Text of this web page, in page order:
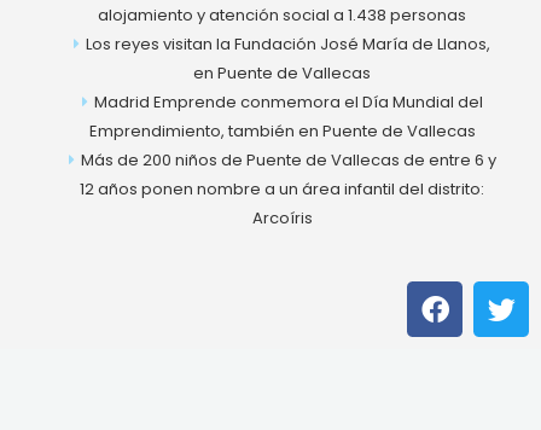
alojamiento y atención social a 1.438 personas
Los reyes visitan la Fundación José María de Llanos,
en Puente de Vallecas
Madrid Emprende conmemora el Día Mundial del
Emprendimiento, también en Puente de Vallecas
Más de 200 niños de Puente de Vallecas de entre 6 y
12 años ponen nombre a un área infantil del distrito:
Arcoíris
F
a
c
T
w
i